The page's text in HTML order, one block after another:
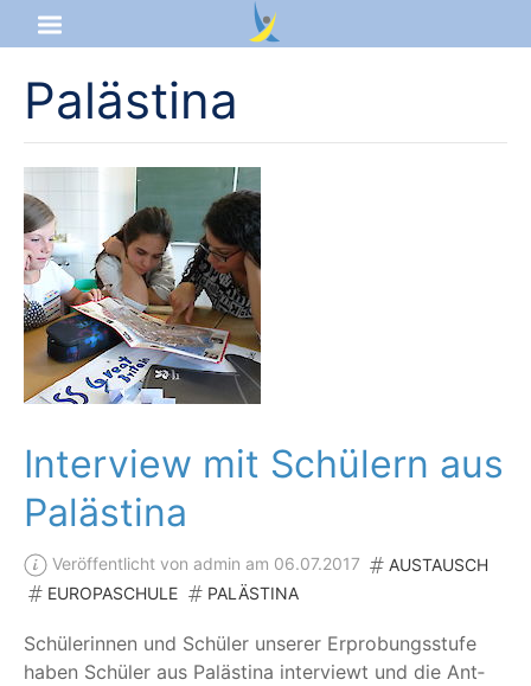
Startseite
Aktuelles
Das sind wir
Lernangebot
Service & Infos
Palästina
Interview mit Schülern aus
Palästina
Veröffentlicht von admin am 06.07.2017
AUSTAUSCH
EUROPASCHULE
PALÄSTINA
Schü­le­rin­nen und Schü­ler unse­rer Erpro­bungs­stu­fe
haben Schü­ler aus Paläs­ti­na inter­viewt und die Ant­